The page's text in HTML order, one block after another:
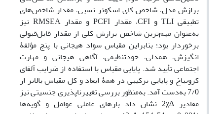
برازش مدل، شاخص کای اسکوئر نسبی، مقدار شاخص‌های
تطبیقی TLI و CFI، مقدار PCFI و مقدار RMSEA نیز
به‌عنوان مهم‌ترین شاخص برازش کلی از مقدار قابل‌قبولی
برخوردار بود؛ بنابراین مقیاس سواد هیجانی با پنج مؤلفۀ
انگیزش، همدلی، خودتنظیمی، آگاهی هیجانی و مهارت
اجتماعی تأیید شد. پایایی مقیاس با استفاده از ضرایب آلفای
کرونباخ و پایایی ترکیبی در همۀ ابعاد و کل مقیاس بالاتر از
7/0 به‌دست آمد. به‌منظور بررسی تغییرناپذیری جنسیتی نیز
مقادیر ∆2χ نشان داد بارهای عاملی عوامل و گویه‌ها